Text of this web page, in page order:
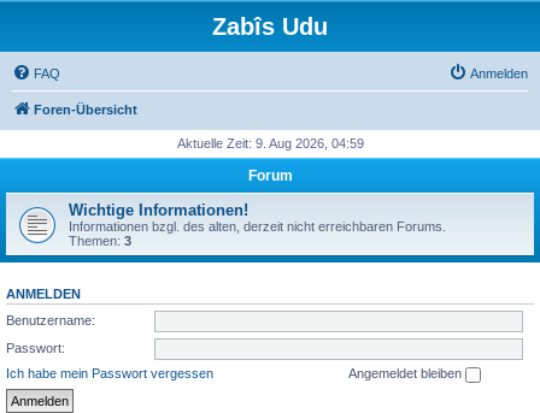
Zabîs Udu
FAQ Anmelden
Foren-Übersicht
Aktuelle Zeit: 9. Aug 2026, 04:59
Forum
Wichtige Informationen!
Informationen bzgl. des alten, derzeit nicht erreichbaren Forums.
Themen: 3
ANMELDEN
Benutzername:
Passwort:
Ich habe mein Passwort vergessen
Angemeldet bleiben